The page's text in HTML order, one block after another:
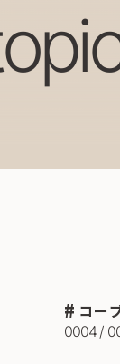
コ
0004 /